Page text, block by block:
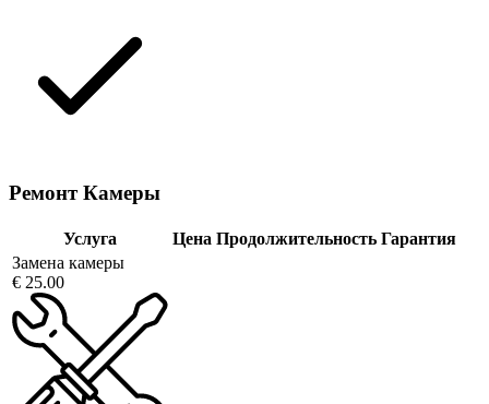
Ремонт Камеры
Услуга Цена Продолжительность Гарантия
Замена камеры
€ 25.00